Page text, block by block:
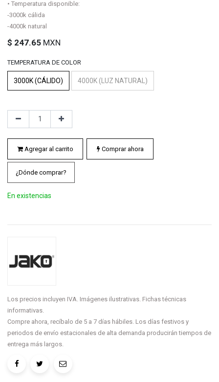
• Temperatura disponible:
-3000k cálida
-4000k natural
$ 247.65 MXN
TEMPERATURA DE COLOR
3000K (CÁLIDO) 4000K (LUZ NATURAL)
Agregar al carrito Comprar ahora
¿Dónde comprar?
En existencias
Los precios incluyen IVA. Imágenes ilustrativas. Fichas técnicas
informativas.
Compre ahora, recíbalo de 5 a 7 días hábiles. Los días festivos y
periodos de envío estacionales de alta demanda producirán tiempos de
entrega más largos.